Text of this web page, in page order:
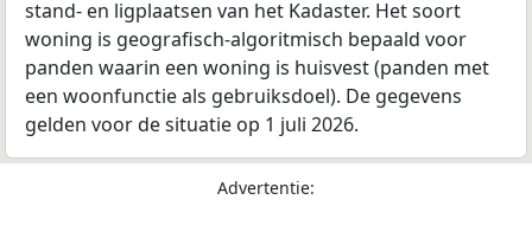
stand- en ligplaatsen van het Kadaster. Het soort
woning is geografisch-algoritmisch bepaald voor
panden waarin een woning is huisvest (panden met
een woonfunctie als gebruiksdoel). De gegevens
gelden voor de situatie op 1 juli 2026.
Advertentie: